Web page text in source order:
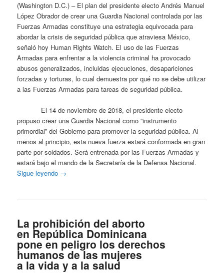
(Washington D.C.) – El plan del presidente electo Andrés Manuel
López Obrador de crear una Guardia Nacional controlada por las
Fuerzas Armadas constituye una estrategia equivocada para
abordar la crisis de seguridad pública que atraviesa México,
señaló hoy Human Rights Watch. El uso de las Fuerzas
Armadas para enfrentar a la violencia criminal ha provocado
abusos generalizados, incluidas ejecuciones, desapariciones
forzadas y torturas, lo cual demuestra por qué no se debe utilizar
a las Fuerzas Armadas para tareas de seguridad pública.
El 14 de noviembre de 2018, el presidente electo
propuso crear una Guardia Nacional como “instrumento
primordial” del Gobierno para promover la seguridad pública. Al
menos al principio, esta nueva fuerza estará conformada en gran
parte por soldados. Será entrenada por las Fuerzas Armadas y
estará bajo el mando de la Secretaría de la Defensa Nacional.
Sigue leyendo →
La prohibición del aborto
en República Dominicana
pone en peligro los derechos
humanos de las mujeres
a la vida y a la salud